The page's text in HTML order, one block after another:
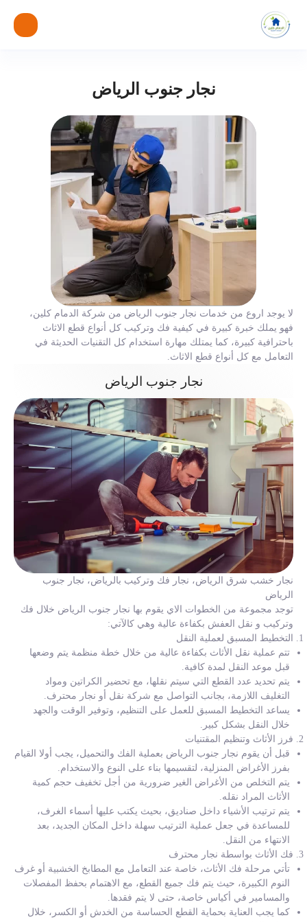
نجار جنوب الرياض
لا يوجد اروع من خدمات نجار جنوب الرياض من شركة الدمام كلين،
فهو يملك خبرة كبيرة في كيفية فك وتركيب كل أنواع قطع الاثاث
باحترافية كبيرة، كما يمتلك مهارة استخدام كل التقنيات الحديثة في
التعامل مع كل أنواع قطع الاثاث.
نجار جنوب الرياض
نجار خشب شرق الرياض، نجار فك وتركيب بالرياض، نجار جنوب
الرياض
توجد مجموعة من الخطوات الاي يقوم بها نجار جنوب الرياض خلال فك
وتركيب و نقل العفش بكفاءة عالية وهي كالآتي:
التخطيط المسبق لعملية النقل
تتم عملية نقل الأثاث بكفاءة عالية من خلال خطة منظمة يتم وضعها
قبل موعد النقل لمدة كافية.
يتم تحديد عدد القطع التي سيتم نقلها، مع تحضير الكراتين ومواد
التغليف اللازمة، بجانب التواصل مع شركة نقل أو نجار محترف.
يساعد التخطيط المسبق للعمل على التنظيم، وتوفير الوقت والجهد
خلال النقل بشكل كبير.
فرز الأثاث وتنظيم المقتنيات
قبل أن يقوم نجار جنوب الرياض بعملية الفك والتحميل، يجب أولا القيام
بفرز الأغراض المنزلية، لتقسيمها بناء على النوع والاستخدام.
يتم التخلص من الأغراض الغير ضرورية من أجل تخفيف حجم كمية
الأثاث المراد نقله.
يتم ترتيب الأشياء داخل صناديق، بحيث يكتب عليها أسماء الغرف،
للمساعدة في جعل عملية الترتيب سهلة داخل المكان الجديد، بعد
الانتهاء من النقل.
فك الأثاث بواسطة نجار محترف
تأتي مرحلة فك الأثاث، خاصة عند التعامل مع المطابخ الخشبية أو غرف
النوم الكبيرة، حيث يتم فك جميع القطع، مع الاهتمام بحفظ المفصلات
والمسامير في أكياس خاصة، حتى لا يتم فقدها.
كما يجب العناية بحماية القطع الحساسة من الخدش أو الكسر، خلال